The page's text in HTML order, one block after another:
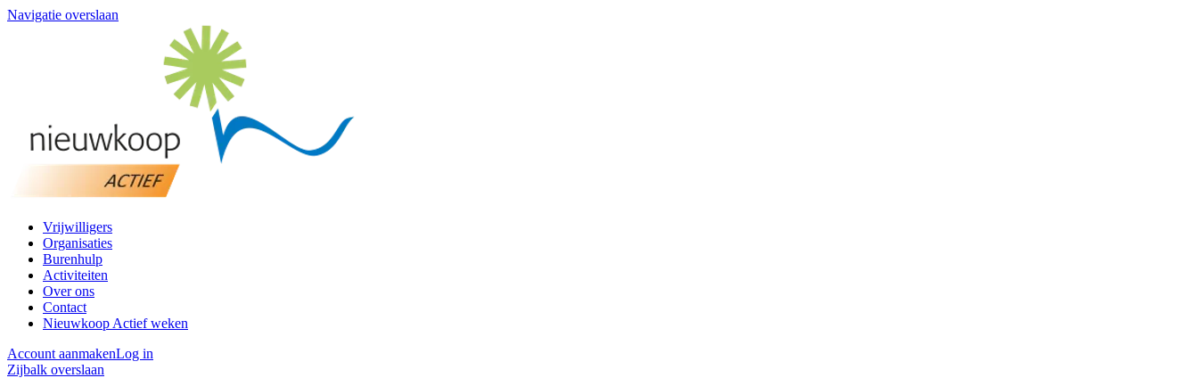
Navigatie overslaan
Vrijwilligers
Organisaties
Burenhulp
Activiteiten
Over ons
Contact
Nieuwkoop Actief weken
Account aanmakenLog in
Zijbalk overslaan